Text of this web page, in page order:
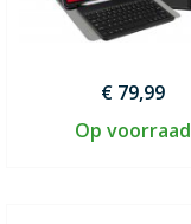
€ 79,99
Op voorraad